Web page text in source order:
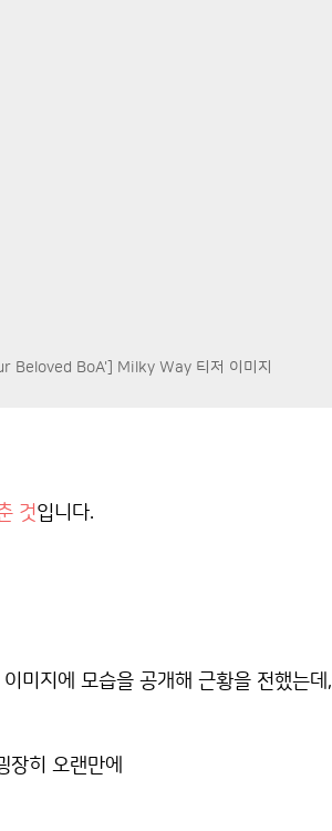
Beloved BoA'] Milky Way 티저 이미지
것입니다.
미지에 모습을 공개해 근황을 전했는데,
장히 오랜만에